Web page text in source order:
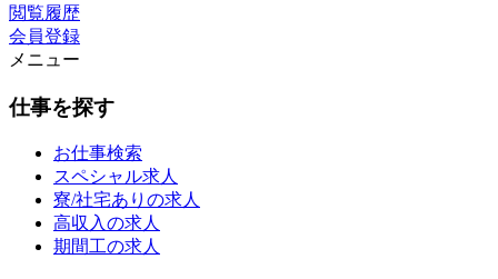
閲覧履歴
会員登録
メニュー
仕事を探す
お仕事検索
スペシャル求人
寮/社宅ありの求人
高収入の求人
期間工の求人